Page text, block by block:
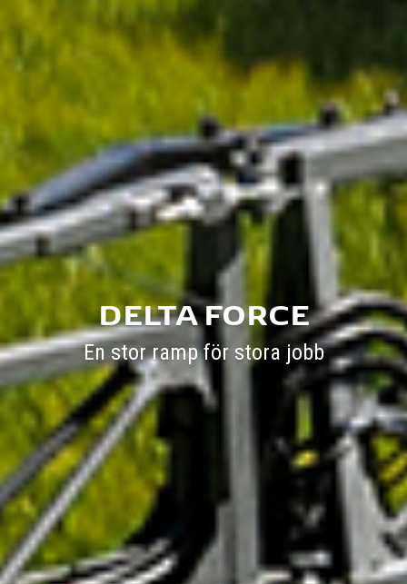
DELTA FORCE
En stor ramp för stora jobb